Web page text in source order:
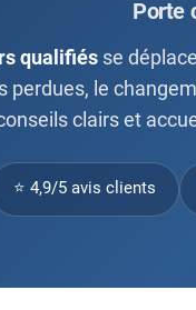
Porte
qualifiés se
perdues, le
clairs et
⭐ 4,9/5 avis clients